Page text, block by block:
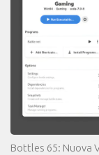
Bottles 65: Nuova